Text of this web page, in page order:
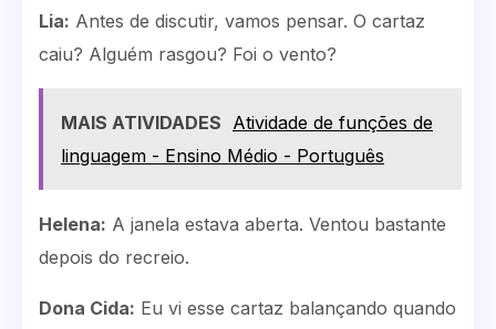
Lia: Antes de discutir, vamos pensar. O cartaz
caiu? Alguém rasgou? Foi o vento?
MAIS ATIVIDADES Atividade de funções de
linguagem - Ensino Médio - Português
Helena: A janela estava aberta. Ventou bastante
depois do recreio.
Dona Cida: Eu vi esse cartaz balançando quando